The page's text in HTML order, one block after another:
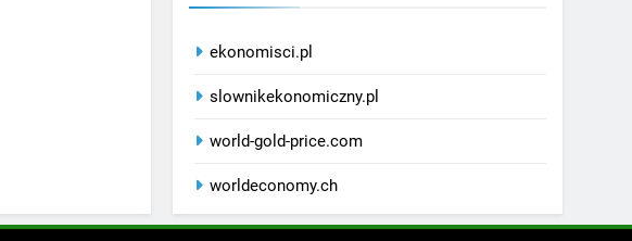
ekonomisci.pl
slownikekonomiczny.pl
world-gold-price.com
worldeconomy.ch